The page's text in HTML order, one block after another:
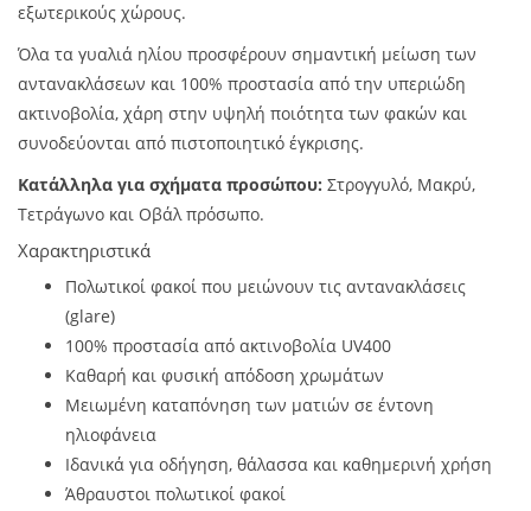
εξωτερικούς χώρους.
Όλα τα γυαλιά ηλίου προσφέρουν σημαντική μείωση των
αντανακλάσεων και 100% προστασία από την υπεριώδη
ακτινοβολία, χάρη στην υψηλή ποιότητα των φακών και
συνοδεύονται από πιστοποιητικό έγκρισης.
Κατάλληλα για σχήματα προσώπου: Στρογγυλό, Μακρύ,
Τετράγωνο και Οβάλ πρόσωπο.
Χαρακτηριστικά
Πολωτικοί φακοί που μειώνουν τις αντανακλάσεις
(glare)
100% προστασία από ακτινοβολία UV400
Καθαρή και φυσική απόδοση χρωμάτων
Μειωμένη καταπόνηση των ματιών σε έντονη
ηλιοφάνεια
Ιδανικά για οδήγηση, θάλασσα και καθημερινή χρήση
Άθραυστοι πολωτικοί φακοί